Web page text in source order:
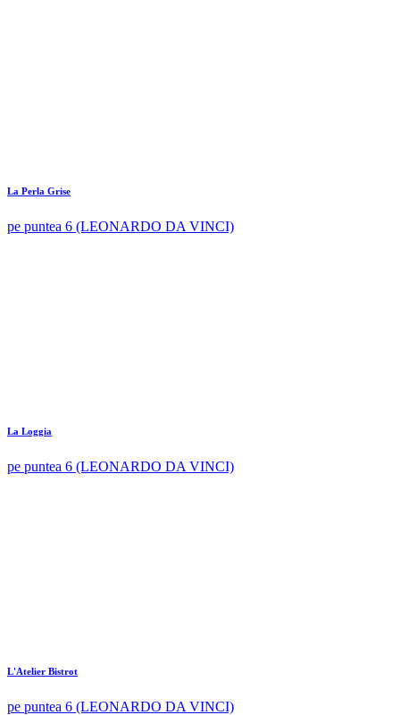
La Perla Grise
pe puntea 6 (LEONARDO DA VINCI)
La Loggia
pe puntea 6 (LEONARDO DA VINCI)
L'Atelier Bistrot
pe puntea 6 (LEONARDO DA VINCI)